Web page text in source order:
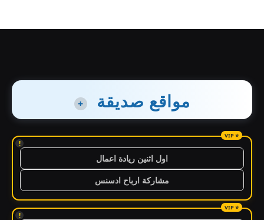
مواقع صديقة +
!
اول اثنين ريادة اعمال
مشاركة ارباح ادسنس
!